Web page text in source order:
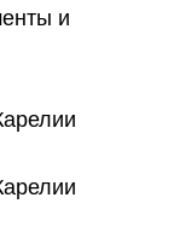
и